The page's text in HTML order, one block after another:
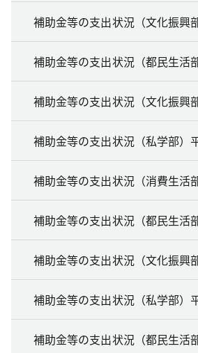
補助金等の支出状況（文化振興
補助金等の支出状況（都民生活
補助金等の支出状況（文化振興
補助金等の支出状況（私学部）
補助金等の支出状況（消費生活
補助金等の支出状況（都民生活
補助金等の支出状況（文化振興
補助金等の支出状況（私学部）
補助金等の支出状況（都民生活